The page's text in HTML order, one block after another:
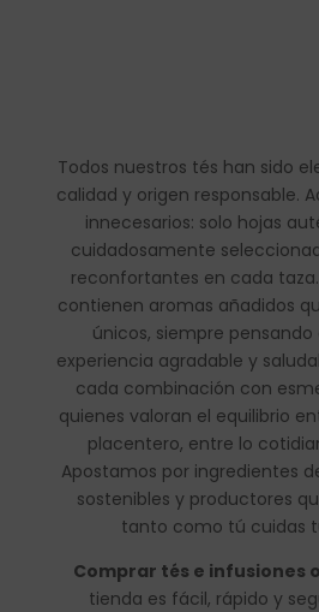
Todos nuestros tés han sido
calidad y origen responsable.
innecesarios: solo hojas
cuidadosamente
reconfortantes en cada
contienen aromas añadidos
únicos, siempre
experiencia agradable y
cada combinación con
quienes valoran el equilibrio
placentero, entre lo
Apostamos por ingredientes
sostenibles y productores
tanto como tú cuidas
Comprar tés e infusiones
tienda es fácil, rápido y